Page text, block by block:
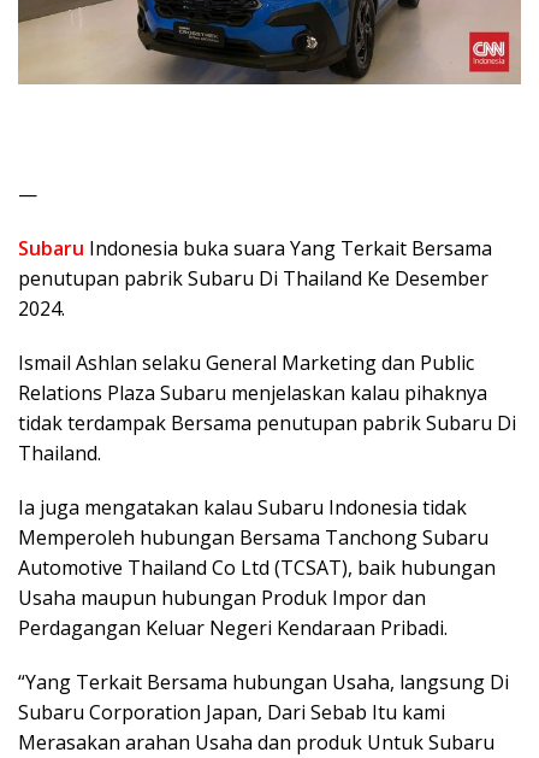
—
Subaru Indonesia buka suara Yang Terkait Bersama
penutupan pabrik Subaru Di Thailand Ke Desember
2024.
Ismail Ashlan selaku General Marketing dan Public
Relations Plaza Subaru menjelaskan kalau pihaknya
tidak terdampak Bersama penutupan pabrik Subaru Di
Thailand.
Ia juga mengatakan kalau Subaru Indonesia tidak
Memperoleh hubungan Bersama Tanchong Subaru
Automotive Thailand Co Ltd (TCSAT), baik hubungan
Usaha maupun hubungan Produk Impor dan
Perdagangan Keluar Negeri Kendaraan Pribadi.
“Yang Terkait Bersama hubungan Usaha, langsung Di
Subaru Corporation Japan, Dari Sebab Itu kami
Merasakan arahan Usaha dan produk Untuk Subaru